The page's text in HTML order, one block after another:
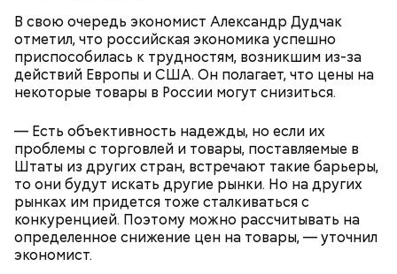
В свою очередь экономист Александр Дудчак
отметил, что российская экономика успешно
приспособилась к трудностям, возникшим из-за
действий Европы и США. Он полагает, что цены на
некоторые товары в России могут снизиться.
— Есть объективность надежды, но если их
проблемы с торговлей и товары, поставляемые в
Штаты из других стран, встречают такие барьеры,
то они будут искать другие рынки. Но на других
рынках им придется тоже сталкиваться с
конкуренцией. Поэтому можно рассчитывать на
определенное снижение цен на товары, — уточнил
экономист.